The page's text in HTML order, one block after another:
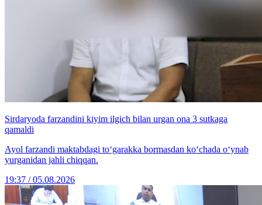
Sirdaryoda farzandini kiyim ilgich bilan urgan ona 3 sutkaga
qamaldi
Ayol farzandi maktabdagi to‘garakka bormasdan ko‘chada o‘ynab
yurganidan jahli chiqqan.
19:37 / 05.08.2026